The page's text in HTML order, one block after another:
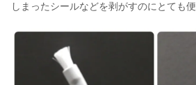
しまったシールなどを剥がすのにとても便